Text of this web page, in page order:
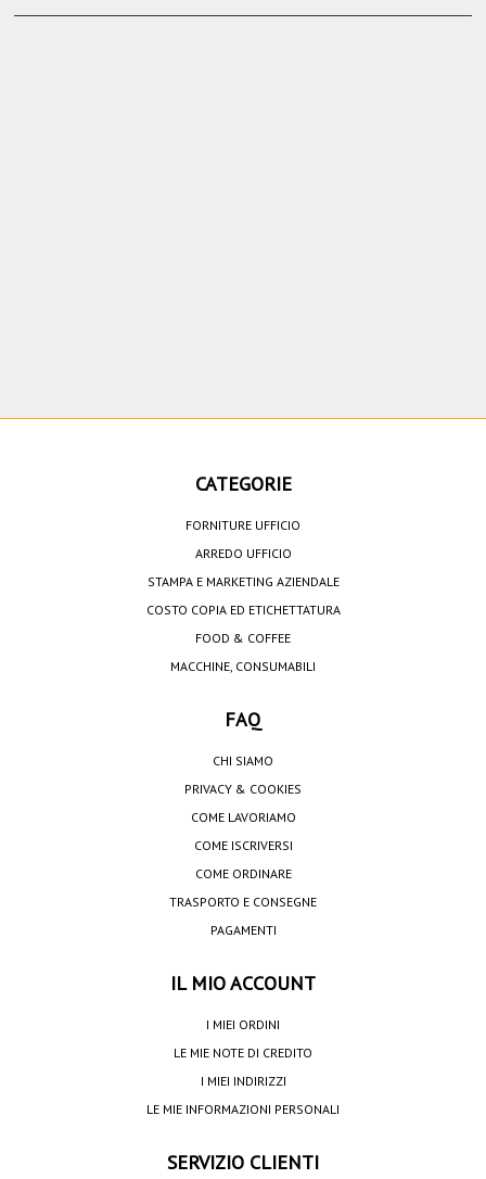
CATEGORIE
FORNITURE UFFICIO
ARREDO UFFICIO
STAMPA E MARKETING AZIENDALE
COSTO COPIA ED ETICHETTATURA
FOOD & COFFEE
MACCHINE, CONSUMABILI
FAQ
CHI SIAMO
PRIVACY & COOKIES
COME LAVORIAMO
COME ISCRIVERSI
COME ORDINARE
TRASPORTO E CONSEGNE
PAGAMENTI
IL MIO ACCOUNT
I MIEI ORDINI
LE MIE NOTE DI CREDITO
I MIEI INDIRIZZI
LE MIE INFORMAZIONI PERSONALI
SERVIZIO CLIENTI